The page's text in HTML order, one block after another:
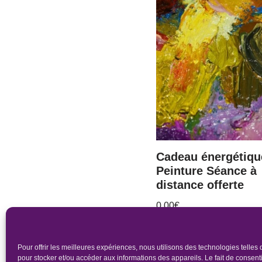
Pour offrir les meilleures expériences, nous utilisons des technologies telles
pour stocker et/ou accéder aux informations des appareils. Le fait de
Cadeau
Peinture Séance à
distance offerte
0.00€